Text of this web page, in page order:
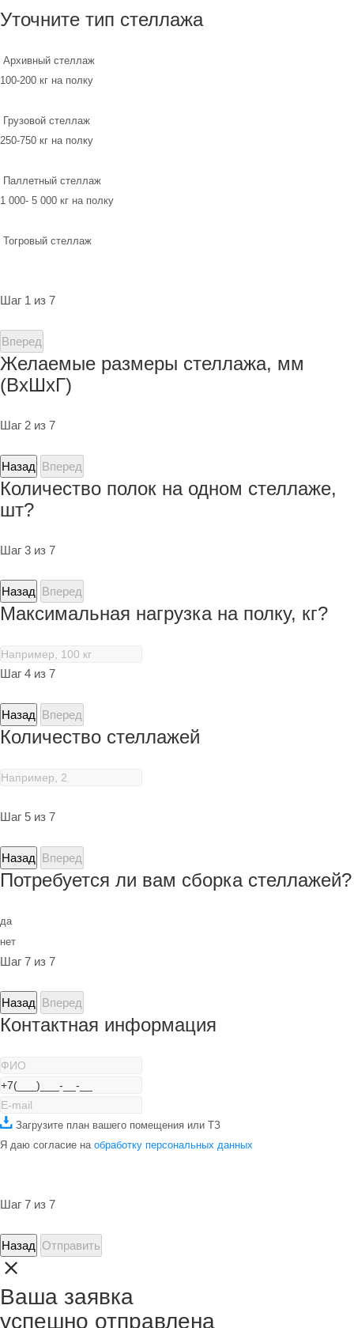
Уточните тип стеллажа
Архивный стеллаж
100-200 кг на полку
Грузовой стеллаж
250-750 кг на полку
Паллетный стеллаж
1 000- 5 000 кг на полку
Тогровый стеллаж
Шаг 1 из 7
Вперед
Желаемые размеры стеллажа, мм
(ВхШхГ)
Шаг 2 из 7
Назад Вперед
Количество полок на одном стеллаже,
шт?
Шаг 3 из 7
Назад Вперед
Максимальная нагрузка на полку, кг?
Шаг 4 из 7
Назад Вперед
Количество стеллажей
Шаг 5 из 7
Назад Вперед
Потребуется ли вам сборка стеллажей?
да
нет
Шаг 7 из 7
Назад Вперед
Контактная информация
Загрузите план вашего помещения или ТЗ
Я даю согласие на обработку персональных данных
Шаг 7 из 7
Назад Отправить
Ваша заявка
успешно отправлена